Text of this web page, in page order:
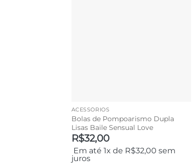
ACESSÓRIOS
Bolas de Pompoarismo Dupla
Lisas Baile Sensual Love
R$32,00
Em até 1x de R$32,00 sem
juros